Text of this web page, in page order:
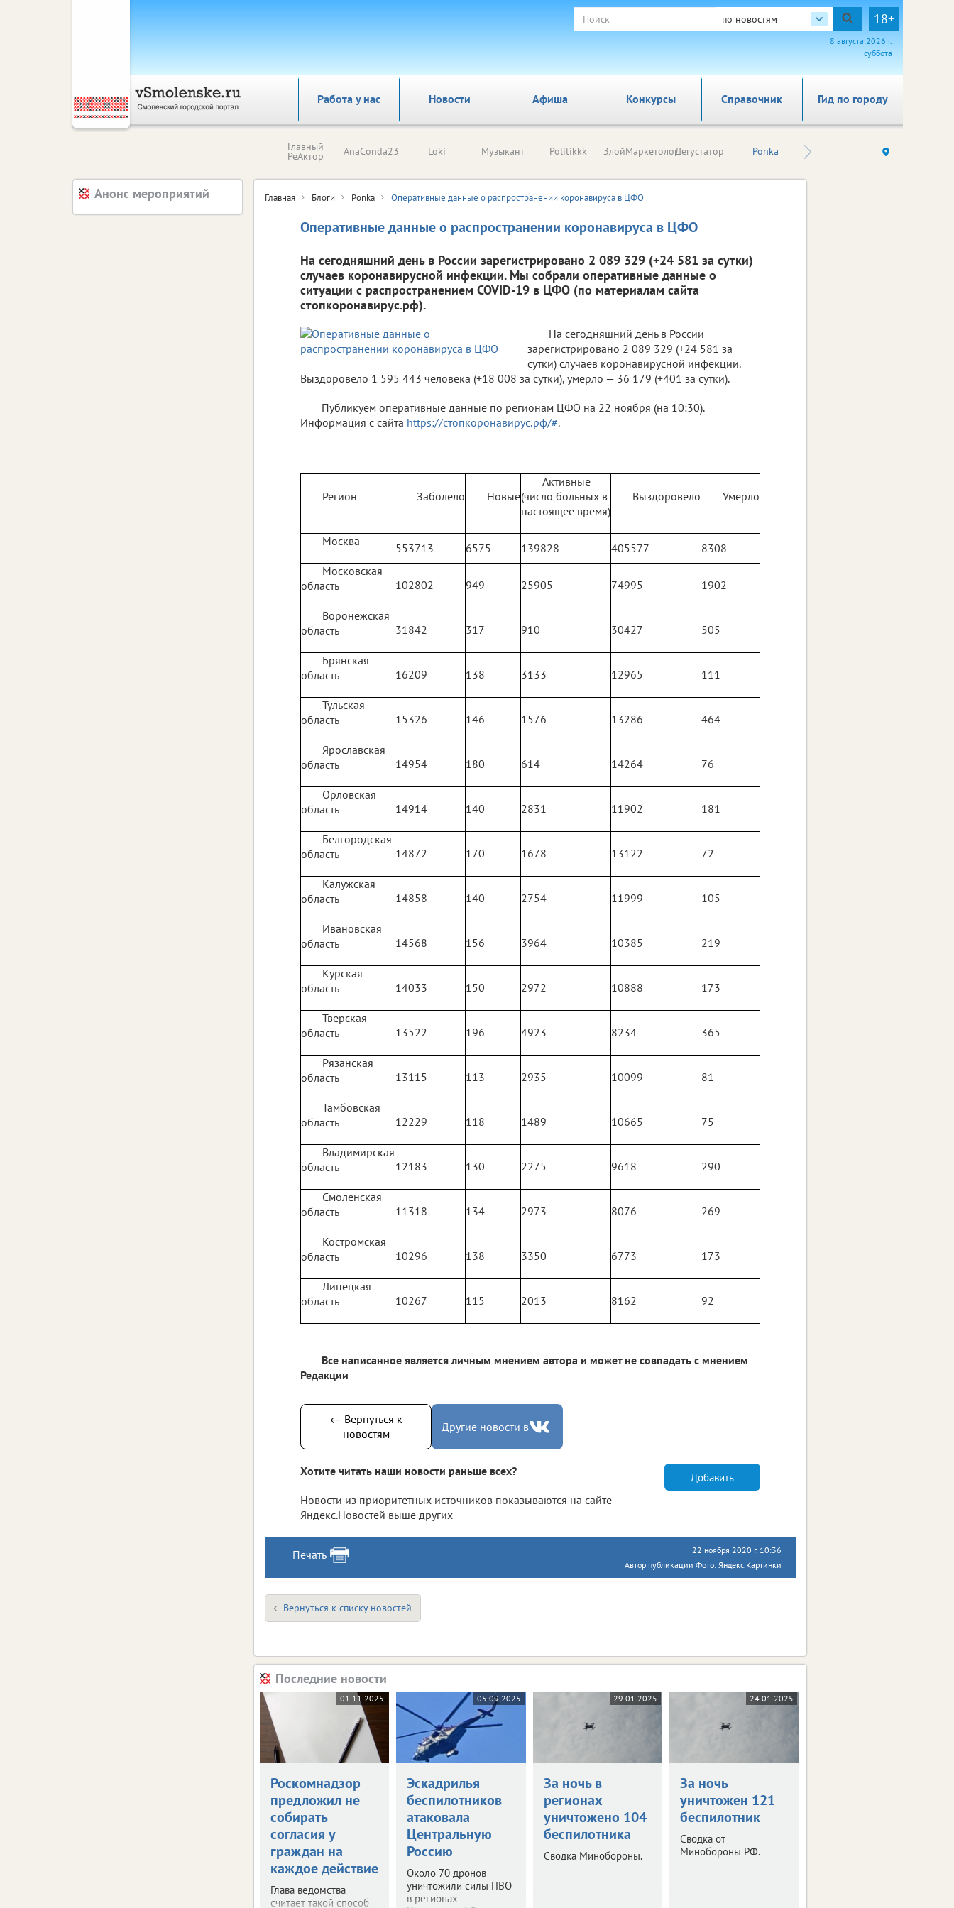
по новостям 18+
8 августа 2026 г.
суббота
Работа у нас Новости Афиша Справочник Гид по городу
Конкурсы
Главный
РеАктор AnaConda23 Loki Музыкант Politikkk ЗлойМаркетологДегустатор Ponka Простой
экономист
Главная Блоги Ponka Оперативные данные о распространении коронавируса в ЦФО
Оперативные данные о распространении коронавируса в ЦФО
На сегодняшний день в России зарегистрировано 2 089 329 (+24 581 за сутки)
случаев коронавирусной инфекции. Мы собрали оперативные данные о
ситуации с распространением COVID-19 в ЦФО (по материалам сайта
стопкоронавирус.рф).
На сегодняшний день в России
зарегистрировано 2 089 329 (+24 581 за
сутки) случаев коронавирусной инфекции.
Выздоровело 1 595 443 человека (+18 008 за сутки), умерло — 36 179 (+401 за сутки).
Публикуем оперативные данные по регионам ЦФО на 22 ноября (на 10:30).
Информация с сайта https://стопкоронавирус.рф/#.
Регион Заболело Новые
Активные
(число больных в
настоящее время)
Выздоровело Умерло
Москва 553713 6575 139828 405577
8308
Московская
область
102802 949 25905 74995 1902
Воронежская
область
31842 317 910 30427 505
Брянская
область
16209 138 3133 12965 111
Тульская
область
15326 146 1576 13286 464
Ярославская
область
14954 180 614 14264 76
Орловская
область
14914 140 2831 11902 181
Белгородская
область
14872 170 1678 13122 72
Калужская
область
14858 140 2754 11999 105
Ивановская
область
14568 156 3964 10385 219
Курская
область
14033 150 2972 10888 173
Тверская
область
13522 196 4923 8234 365
Рязанская
область
13115 113 2935 10099 81
Тамбовская
область
12229 118 1489 10665 75
Владимирская
область
12183 130 2275 9618 290
Смоленская
область
11318 134 2973 8076 269
Костромская
область
10296 138 3350 6773 173
Липецкая
область
10267 115 2013 8162 92
Все написанное является личным мнением автора и может не совпадать с мнением
Редакции
← Вернуться к
новостям
Другие новости в
Хотите читать наши новости раньше всех?
Новости из приоритетных источников показываются на сайте
Яндекс.Новостей выше других
Добавить
Печать
22 ноября 2020 г. 10:36
Автор публикации Фото: Яндекс.Картинки
Вернуться к списку новостей
Последние новости
01.11.2025
Роскомнадзор
предложил не
собирать
согласия у
граждан на
каждое действие
Глава ведомства
считает такой способ
05.09.2025
Эскадрилья
беспилотников
атаковала
Центральную
Россию
Около 70 дронов
уничтожили силы ПВО
в регионах
29.01.2025
За ночь в
регионах
уничтожено 104
беспилотника
Сводка Минобороны.
24.01.2025
За ночь
уничтожен 121
беспилотник
Сводка от
Минобороны РФ.
Анонс мероприятий